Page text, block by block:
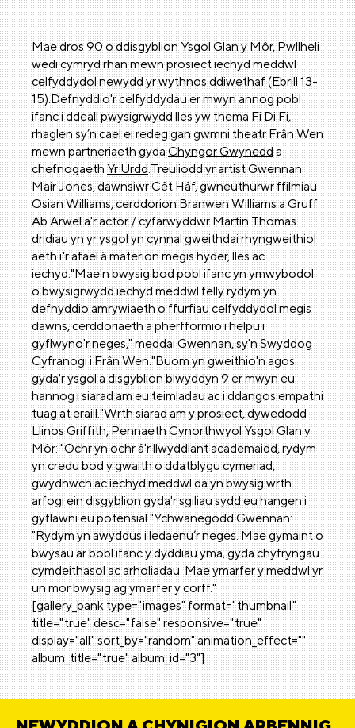
Mae dros 90 o ddisgyblionYsgol Glan y Môr, Pwllheli
wedi cymryd rhan mewn prosiect iechyd meddwl
celfyddydol newydd yr wythnos ddiwethaf (Ebrill 13-
15).Defnyddio'r celfyddydau er mwyn annog pobl
ifanc i ddeall pwysigrwydd lles yw thema Fi Di Fi,
rhaglen sy’n cael ei redeg gan gwmni theatr Frân Wen
mewn partneriaeth gydaChyngor Gwynedda
chefnogaethYr Urdd.Treuliodd yr artist Gwennan
Mair Jones, dawnsiwr Cêt Hâf, gwneuthurwr ffilmiau
Osian Williams, cerddorion Branwen Williams a Gruff
Ab Arwel a'r actor / cyfarwyddwr Martin Thomas
dridiau yn yr ysgol yn cynnal gweithdai rhyngweithiol
aeth i'r afael â materion megis hyder, lles ac
iechyd."Mae'n bwysig bod pobl ifanc yn ymwybodol
o bwysigrwydd iechyd meddwl felly rydym yn
defnyddio amrywiaeth o ffurfiau celfyddydol megis
dawns, cerddoriaeth a pherfformio i helpu i
gyflwyno'r neges," meddai Gwennan, sy'n Swyddog
Cyfranogi i Frân Wen."Buom yn gweithio'n agos
gyda'r ysgol a disgyblion blwyddyn 9 er mwyn eu
hannog i siarad am eu teimladau ac i ddangos empathi
tuag at eraill."Wrth siarad am y prosiect, dywedodd
Llinos Griffith, Pennaeth Cynorthwyol Ysgol Glan y
Môr: "Ochr yn ochr â'r llwyddiant academaidd, rydym
yn credu bod y gwaith o ddatblygu cymeriad,
gwydnwch ac iechyd meddwl da yn bwysig wrth
arfogi ein disgyblion gyda'r sgiliau sydd eu hangen i
gyflawni eu potensial."Ychwanegodd Gwennan:
"Rydym yn awyddus i ledaenu’r neges. Mae gymaint o
bwysau ar bobl ifanc y dyddiau yma, gyda chyfryngau
cymdeithasol ac arholiadau. Mae ymarfer y meddwl yr
un mor bwysig ag ymarfer y corff."
[gallery_bank type="images" format="thumbnail"
title="true" desc="false" responsive="true"
display="all" sort_by="random" animation_effect=""
album_title="true" album_id="3"]